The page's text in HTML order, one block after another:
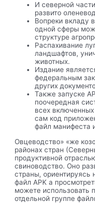
И северной
развито
Вопреки вкладу
одной сферы
структуре
Распахивание
ландшафтов,
животных.
Издание
федеральным
других
Также запуске
поочередная
всех
сам код
файл манифеста
Овцеводство» «же
районах стран
продуктивной
свиноводство. Оно
страны, ориентируясь
файл APK а
можете использовать
отдельной группе